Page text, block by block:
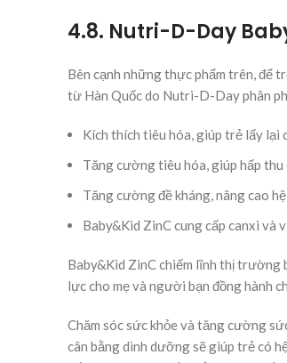
4.8. Nutri-D-Day
Bên cạnh những thực phẩm trên, để
từ Hàn Quốc do Nutri-D-Day phân
Kích thích tiêu hóa, giúp trẻ lấy lại
Tăng cường tiêu hóa, giúp hấp
Tăng cường đề kháng, nâng cao
Baby&Kid ZinC cung cấp canxi và
Baby&Kid ZinC chiếm lĩnh thị trường
lực cho mẹ và người bạn đồng hành
Chăm sóc sức khỏe và tăng cường
cân bằng dinh dưỡng sẽ giúp trẻ có